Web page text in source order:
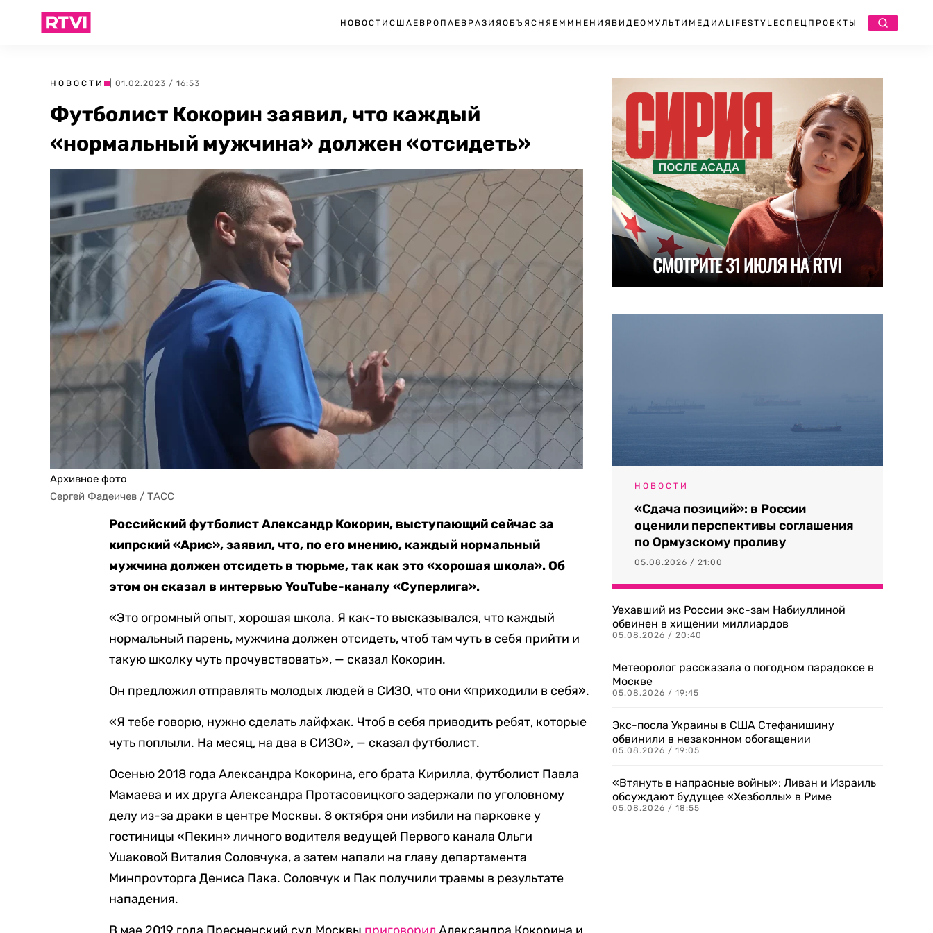
НОВОСТИ США ЕВРОПА ЕВРАЗИЯ ОБЪЯСНЯЕМ МНЕНИЯ ВИДЕО МУЛЬТИМЕДИА LIFESTYLEСПЕЦПРОЕКТЫ
НОВОСТИ | 01.02.2023 / 16:53
Футболист Кокорин заявил, что каждый
«нормальный мужчина» должен «отсидеть»
Архивное фото
Сергей Фадеичев / ТАСС
Российский футболист Александр Кокорин, выступающий сейчас за
кипрский «Арис», заявил, что, по его мнению, каждый нормальный
мужчина должен отсидеть в тюрьме, так как это «хорошая школа». Об
этом он сказал в интервью YouTube-каналу «Суперлига».
«Это огромный опыт, хорошая школа. Я как-то высказывался, что каждый
нормальный парень, мужчина должен отсидеть, чтоб там чуть в себя прийти и
такую школку чуть прочувствовать», — сказал Кокорин.
Он предложил отправлять молодых людей в СИЗО, что они «приходили в себя».
«Я тебе говорю, нужно сделать лайфхак. Чтоб в себя приводить ребят, которые
чуть поплыли. На месяц, на два в СИЗО», — сказал футболист.
Осенью 2018 года Александра Кокорина, его брата Кирилла, футболист Павла
Мамаева и их друга Александра Протасовицкого задержали по уголовному
делу из-за драки в центре Москвы. 8 октября они избили на парковке у
гостиницы «Пекин» личного водителя ведущей Первого канала Ольги
Ушаковой Виталия Соловчука, а затем напали на главу департамента
Минпроvторга Дениса Пака. Соловчук и Пак получили травмы в результате
нападения.
НОВОСТИ
«Сдача позиций»: в России
оценили перспективы соглашения
по Ормузскому проливу
05.08.2026 / 21:00
Уехавший из России экс-зам Набиуллиной
обвинен в хищении миллиардов
05.08.2026 / 20:40
Метеоролог рассказала о погодном парадоксе в
Москве
05.08.2026 / 19:45
Экс-посла Украины в США Стефанишину
обвинили в незаконном обогащении
05.08.2026 / 19:05
«Втянуть в напрасные войны»: Ливан и Израиль
обсуждают будущее «Хезболлы» в Риме
05.08.2026 / 18:55